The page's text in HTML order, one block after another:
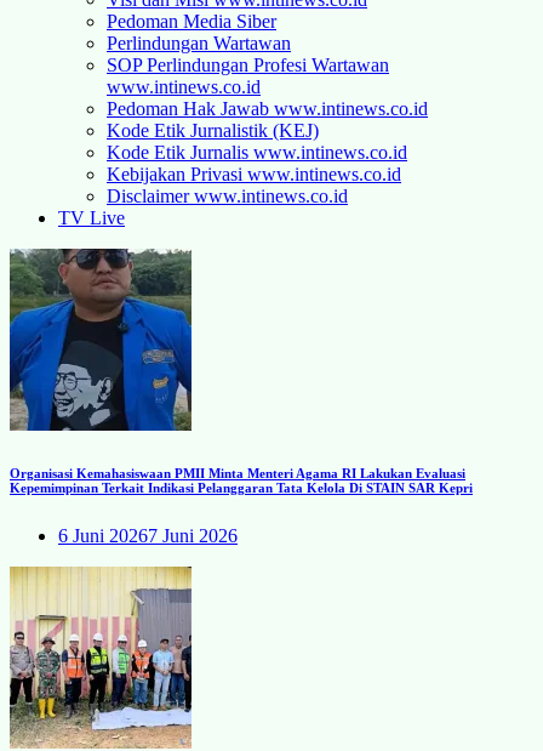
Pedoman Media Siber
Perlindungan Wartawan
SOP Perlindungan Profesi Wartawan
www.intinews.co.id
Pedoman Hak Jawab www.intinews.co.id
Kode Etik Jurnalistik (KEJ)
Kode Etik Jurnalis www.intinews.co.id
Kebijakan Privasi www.intinews.co.id
Disclaimer www.intinews.co.id
TV Live
Organisasi Kemahasiswaan PMII Minta Menteri Agama RI Lakukan Evaluasi
Kepemimpinan Terkait Indikasi Pelanggaran Tata Kelola Di STAIN SAR Kepri
6 Juni 20267 Juni 2026